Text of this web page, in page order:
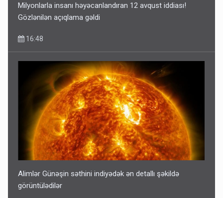
Milyonlarla insanı həyəcanlandıran 12 avqust iddiası!
Gözlənilən açıqlama gəldi
16:48
Alimlər Günəşin səthini indiyədək ən detallı şəkildə
görüntülədilər